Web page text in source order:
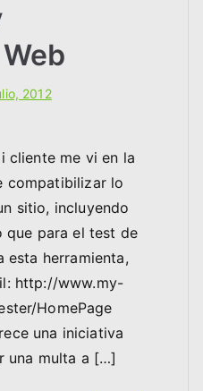
2012
cliente me vi en la
compatibilizar lo
sitio, incluyendo
que para el test de
herramienta,
http://www.my-
HomePage
una iniciativa
una multa a […]